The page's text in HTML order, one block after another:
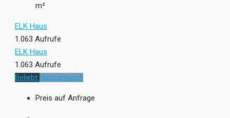
m²
ELK Haus
1.063 Aufrufe
ELK Haus
1.063 Aufrufe
Beliebt Hausentwurf
Preis auf Anfrage